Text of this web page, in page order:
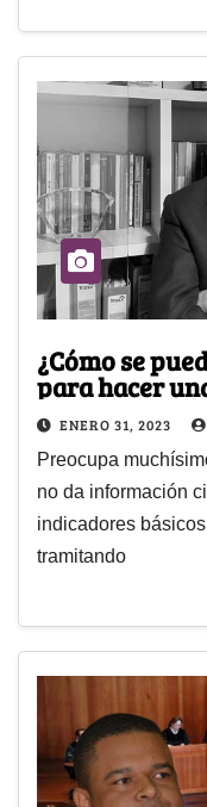
¿Cómo se
para hacer
ENERO 31, 2023
Preocupa
no da información
indicadores
tramitando